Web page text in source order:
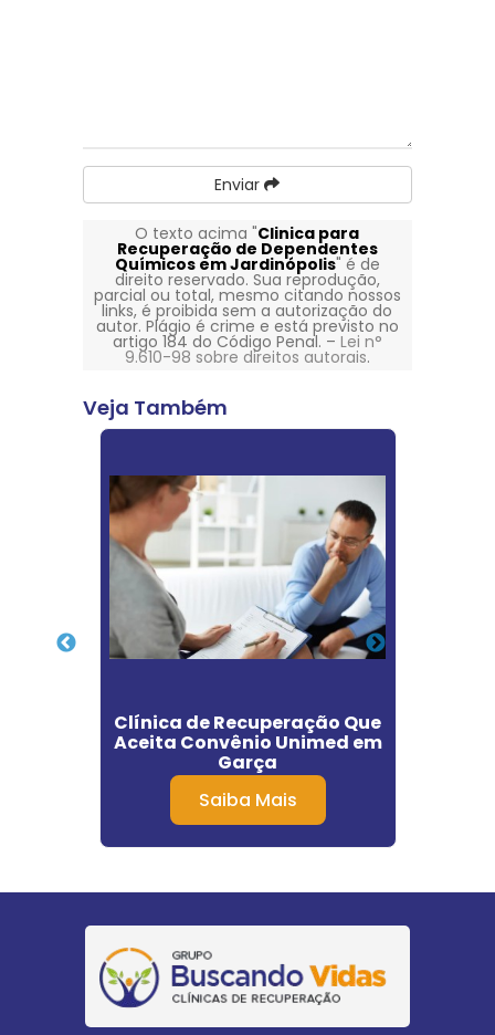
Enviar
O texto acima "Clinica para
Recuperação de Dependentes
Químicos em Jardinópolis" é de
direito reservado. Sua reprodução,
parcial ou total, mesmo citando nossos
links, é proibida sem a autorização do
autor. Plágio é crime e está previsto no
artigo 184 do Código Penal. – Lei n°
9.610-98 sobre direitos autorais.
Veja Também
Clínica de Recuperação Que
Aceita Convênio Unimed em
Garça
Saiba Mais